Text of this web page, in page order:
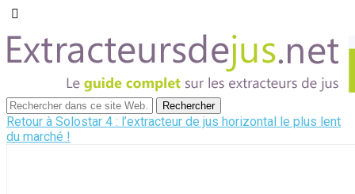
Retour à Solostar 4 : l’extracteur de jus horizontal le plus lent
du marché !